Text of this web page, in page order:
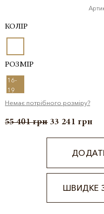
КОЛІР
РОЗМІР
16-
19
Немає потрібного розміру?
55 401грн 33 241 грн
ШВИДКЕ